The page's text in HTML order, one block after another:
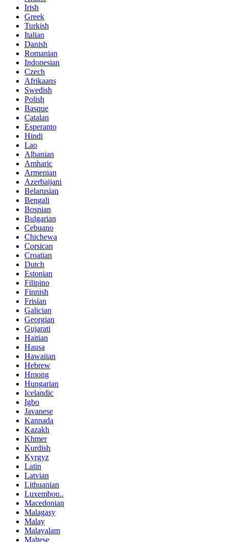
Irish
Greek
Turkish
Italian
Danish
Romanian
Indonesian
Czech
Afrikaans
Swedish
Polish
Basque
Catalan
Esperanto
Hindi
Lao
Albanian
Amharic
Armenian
Azerbaijani
Belarusian
Bengali
Bosnian
Bulgarian
Cebuano
Chichewa
Corsican
Croatian
Dutch
Estonian
Filipino
Finnish
Frisian
Galician
Georgian
Gujarati
Haitian
Hausa
Hawaiian
Hebrew
Hmong
Hungarian
Icelandic
Igbo
Javanese
Kannada
Kazakh
Khmer
Kurdish
Kyrgyz
Latin
Latvian
Lithuanian
Luxembou..
Macedonian
Malagasy
Malay
Malayalam
Maltese